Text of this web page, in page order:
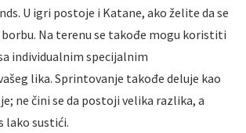
U igri postoje i Katane, ako želite da se
Na terenu se takođe mogu koristiti
individualnim specijalnim
lika. Sprintovanje takođe deluje kao
ne čini se da postoji velika razlika, a
lako sustići.